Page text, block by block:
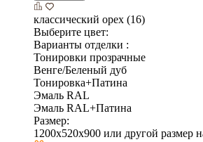
классический орех (16)
Выберите цвет:
Варианты отделки :
Тонировки прозрачные
Венге/Беленый дуб
Тонировка+Патина
Эмаль RAL
Эмаль RAL+Патина
Размер:
1200x520x900 или другой размер